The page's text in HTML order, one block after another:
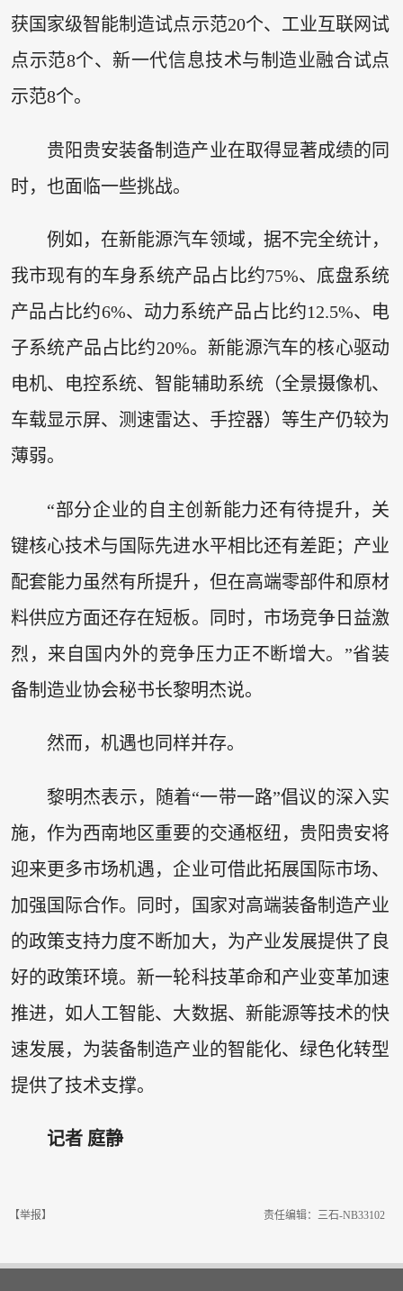
获国家级智能制造试点示范20个、工业互联网试
点示范8个、新一代信息技术与制造业融合试点
示范8个。
贵阳贵安装备制造产业在取得显著成绩的同
时，也面临一些挑战。
例如，在新能源汽车领域，据不完全统计，
我市现有的车身系统产品占比约75%、底盘系统
产品占比约6%、动力系统产品占比约12.5%、电
子系统产品占比约20%。新能源汽车的核心驱动
电机、电控系统、智能辅助系统（全景摄像机、
车载显示屏、测速雷达、手控器）等生产仍较为
薄弱。
“部分企业的自主创新能力还有待提升，关
键核心技术与国际先进水平相比还有差距；产业
配套能力虽然有所提升，但在高端零部件和原材
料供应方面还存在短板。同时，市场竞争日益激
烈，来自国内外的竞争压力正不断增大。”省装
备制造业协会秘书长黎明杰说。
然而，机遇也同样并存。
黎明杰表示，随着“一带一路”倡议的深入实
施，作为西南地区重要的交通枢纽，贵阳贵安将
迎来更多市场机遇，企业可借此拓展国际市场、
加强国际合作。同时，国家对高端装备制造产业
的政策支持力度不断加大，为产业发展提供了良
好的政策环境。新一轮科技革命和产业变革加速
推进，如人工智能、大数据、新能源等技术的快
速发展，为装备制造产业的智能化、绿色化转型
提供了技术支撑。
记者 庭静
【举报】 责任编辑：三石-NB33102